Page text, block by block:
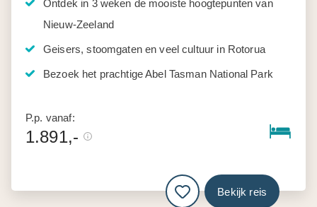
Ontdek in 3 weken de mooiste hoogtepunten van
Nieuw-Zeeland
Geisers, stoomgaten en veel cultuur in Rotorua
Bezoek het prachtige Abel Tasman National Park
P.p. vanaf:
1.891,-
Bekijk reis